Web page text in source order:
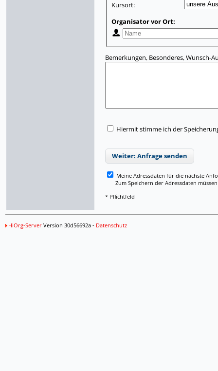
Kursort:
Organisator vor Ort:
Bemerkungen, Besonderes, Wunsch-
Hiermit stimme ich der
Weiter: Anfrage senden
Meine Adressdaten für die nächste
Zum Speichern der Adressdaten müssen
* Pflichtfeld
HiOrg-ServerVersion 30d56692a - Datenschutz